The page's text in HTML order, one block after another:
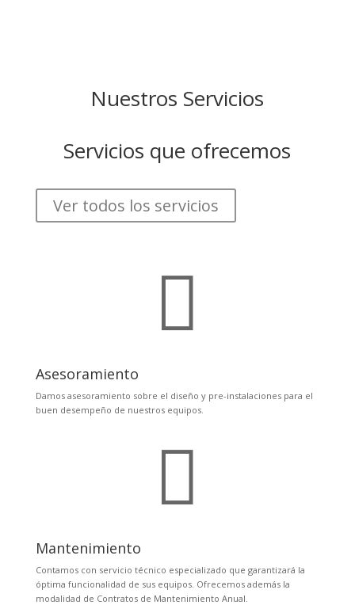
Nuestros Servicios
Servicios que ofrecemos
Ver todos los servicios

Asesoramiento
Damos asesoramiento sobre el diseño y pre-instalaciones para el
buen desempeño de nuestros equipos.

Mantenimiento
Contamos con servicio técnico especializado que garantizará la
óptima funcionalidad de sus equipos. Ofrecemos además la
modalidad de Contratos de Mantenimiento Anual.